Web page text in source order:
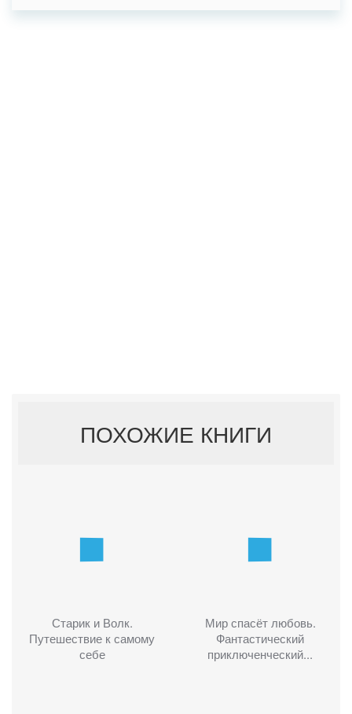
ПОХОЖИЕ КНИГИ
Старик и Волк.
Путешествие к самому
себе
Мир спасёт любовь.
Фантастический
приключенческий...